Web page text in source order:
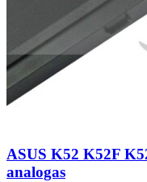
ASUS K52 K52F
analogas